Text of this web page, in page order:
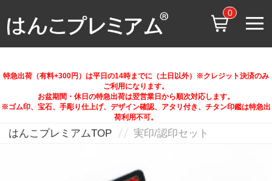
0
特急出荷（有料+300円）は平日の14時までに（土日以外）※クレジット決済のみ
ご利用になります。
お盆期間・休日の特急出荷は翌営業日から順次対応します。
※ゴム印、宝石、手彫り仕上げ、デザイン確認、アタリ付き、チタン印鑑は特急出
荷利用不可。
はんこプレミアムTOP 実印/認印セット